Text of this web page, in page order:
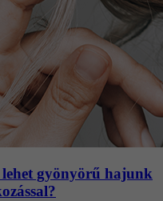
lehet gyönyörű hajunk